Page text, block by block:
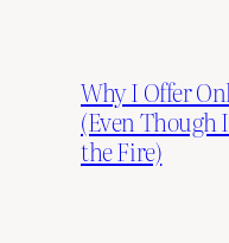
Why I Offer
(Even Though
the Fire)